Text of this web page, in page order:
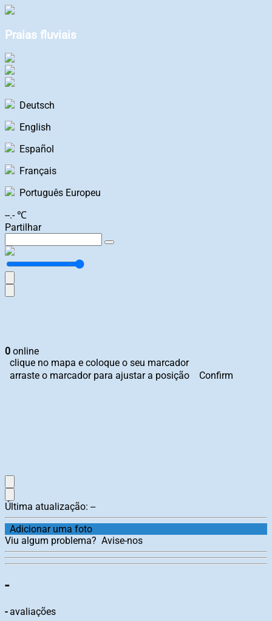
Praias fluviais
Deutsch
English
Español
Français
Português Europeu
--.- ℃
Partilhar
0 online
clique no mapa e coloque o seu marcador
arraste o marcador para ajustar a posição
Confirm
Última atualização: --
Adicionar uma foto
Viu algum problema? Avise-nos
-
-avaliações